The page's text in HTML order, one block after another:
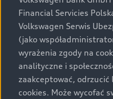
za dopłatą. Wiążące
specyfikacji pojazdu
określenie parametrów
świadectwo homologacji
sobie prawo do zmian i
prezentowane na stronie
zamieszczania. W celu
informacji prosimy
Financial Servicies
Volkswagen Serwis
(jako
wyrażenia zgody na
analityczne i
zaakceptować,
cookies. Może wycofać